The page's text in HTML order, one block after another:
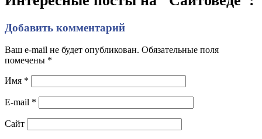
Добавить комментарий
Ваш e-mail не будет опубликован. Обязательные поля
помечены *
Имя *
E-mail *
Сайт